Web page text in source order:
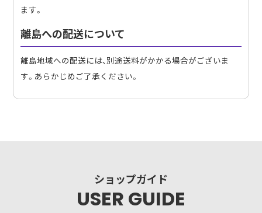
ます。
離島への配送について
離島地域への配送には、別途送料がかかる場合がございま
す。あらかじめご了承ください。
ショップガイド
USER GUIDE